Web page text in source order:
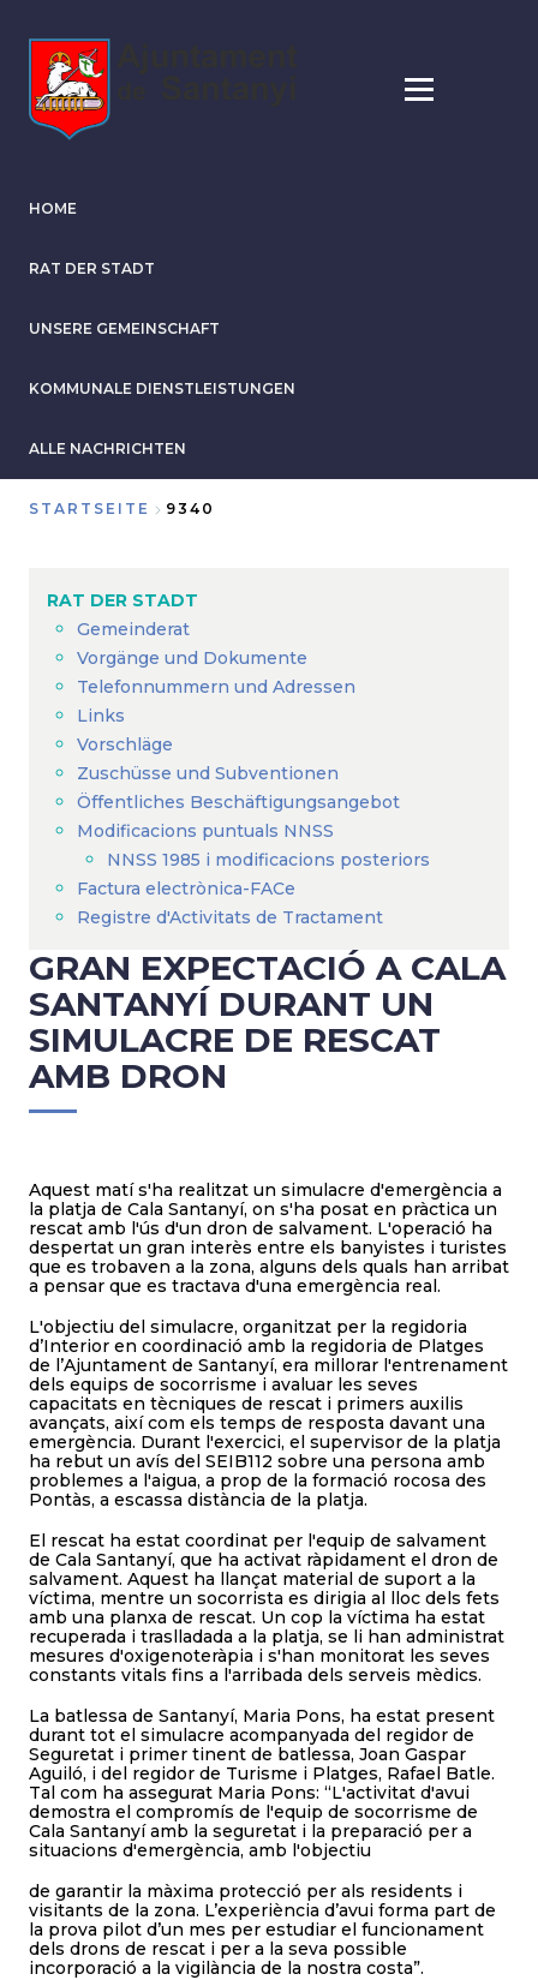
zum
Inhalt
HOME
RAT DER STADT
UNSERE GEMEINSCHAFT
KOMMUNALE DIENSTLEISTUNGEN
ALLE NACHRICHTEN
STARTSEITE 9340
RAT DER STADT
Gemeinderat
Vorgänge und Dokumente
Telefonnummern und Adressen
Links
Vorschläge
Zuschüsse und Subventionen
Öffentliches Beschäftigungsangebot
Modificacions puntuals NNSS
NNSS 1985 i modificacions posteriors
Factura electrònica-FACe
Registre d'Activitats de Tractament
GRAN EXPECTACIÓ A CALA
SANTANYÍ DURANT UN
SIMULACRE DE RESCAT
AMB DRON
Aquest matí s'ha realitzat un simulacre d'emergència a
la platja de Cala Santanyí, on s'ha posat en pràctica un
rescat amb l'ús d'un dron de salvament. L'operació ha
despertat un gran interès entre els banyistes i turistes
que es trobaven a la zona, alguns dels quals han arribat
a pensar que es tractava d'una emergència real.
L'objectiu del simulacre, organitzat per la regidoria
d’Interior en coordinació amb la regidoria de Platges
de l’Ajuntament de Santanyí, era millorar l'entrenament
dels equips de socorrisme i avaluar les seves
capacitats en tècniques de rescat i primers auxilis
avançats, així com els temps de resposta davant una
emergència. Durant l'exercici, el supervisor de la platja
ha rebut un avís del SEIB112 sobre una persona amb
problemes a l'aigua, a prop de la formació rocosa des
Pontàs, a escassa distància de la platja.
El rescat ha estat coordinat per l'equip de salvament
de Cala Santanyí, que ha activat ràpidament el dron de
salvament. Aquest ha llançat material de suport a la
víctima, mentre un socorrista es dirigia al lloc dels fets
amb una planxa de rescat. Un cop la víctima ha estat
recuperada i traslladada a la platja, se li han administrat
mesures d'oxigenoteràpia i s'han monitorat les seves
constants vitals fins a l'arribada dels serveis mèdics.
La batlessa de Santanyí, Maria Pons, ha estat present
durant tot el simulacre acompanyada del regidor de
Seguretat i primer tinent de batlessa, Joan Gaspar
Aguiló, i del regidor de Turisme i Platges, Rafael Batle.
Tal com ha assegurat Maria Pons: “L'activitat d'avui
demostra el compromís de l'equip de socorrisme de
Cala Santanyí amb la seguretat i la preparació per a
situacions d'emergència, amb l'objectiu
de garantir la màxima protecció per als residents i
visitants de la zona. L’experiència d’avui forma part de
la prova pilot d’un mes per estudiar el funcionament
dels drons de rescat i per a la seva possible
incorporació a la vigilància de la nostra costa”.